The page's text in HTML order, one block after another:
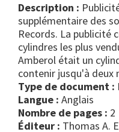
Description :
supplémentaire des
Records. La publicité
cylindres les plus
Amberol était un
contenir jusqu'à
Type de document :
Langue : Anglais
Nombre de pages : 2
Éditeur : Thomas A.